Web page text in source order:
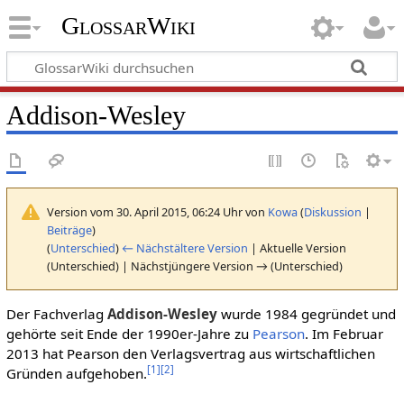
GlossarWiki
Addison-Wesley
Version vom 30. April 2015, 06:24 Uhr von Kowa(Diskussion |
Beiträge)
(Unterschied) ← Nächstältere Version | Aktuelle Version
(Unterschied) | Nächstjüngere Version → (Unterschied)
Der Fachverlag Addison-Wesleywurde 1984 gegründet und
gehörte seit Ende der 1990er-Jahre zu Pearson. Im Februar
2013 hat Pearson den Verlagsvertrag aus wirtschaftlichen
Gründen aufgehoben.[1 ][2]